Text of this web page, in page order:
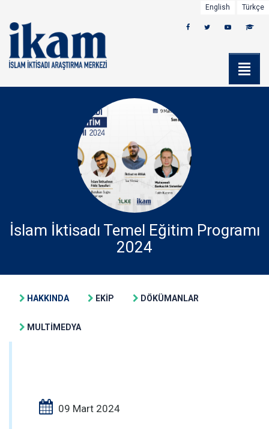
English Türkçe
İslam İktisadı Temel Eğitim Programı
2024
HAKKINDA EKİP DÖKÜMANLAR
MULTİMEDYA
09 Mart 2024